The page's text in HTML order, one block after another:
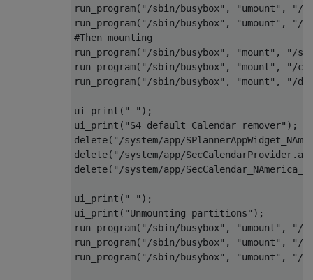
run_program("/sbin/busybox", "umount", "/
run_program("/sbin/busybox", "umount", "/
#Then mounting
run_program("/sbin/busybox", "mount", "/
run_program("/sbin/busybox", "mount", "/
run_program("/sbin/busybox", "mount", "/
ui_print(" ");
ui_print("S4 default Calendar remover");
delete("/system/app/
delete("/system/app/
delete("/system/app/
ui_print(" ");
ui_print("Unmounting partitions");
run_program("/sbin/busybox", "umount", "/
run_program("/sbin/busybox", "umount", "/
run_program("/sbin/busybox", "umount", "/